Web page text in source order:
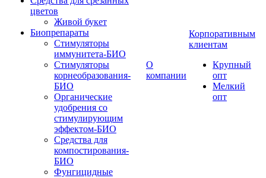
цветов
Живой букет
Биопрепараты
Стимуляторы
иммунитета-БИО
Стимуляторы
корнеобразования-
БИО
Органические
удобрения со
стимулирующим
эффектом-БИО
Средства для
компостирования-
БИО
Фунгицидные
О
компании
Корпоративным
клиентам
Крупный
опт
Мелкий
опт